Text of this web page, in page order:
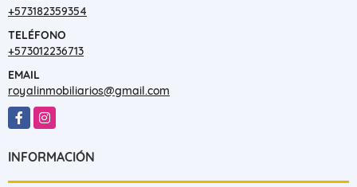
+573182359354
TELÉFONO
+573012236713
EMAIL
royalinmobiliarios@gmail.com
FacebookInstagram
INFORMACIÓN